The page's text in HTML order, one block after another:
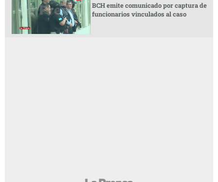
BCH emite comunicado por captura de
funcionarios vinculados al caso